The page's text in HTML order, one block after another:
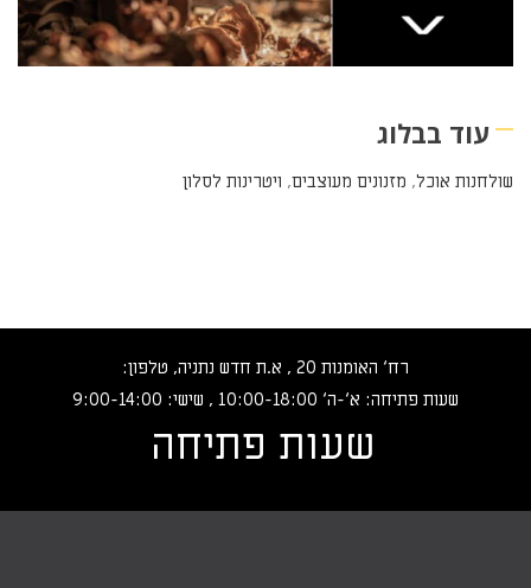
עוד בבלוג
שולחנות אוכל, מזנונים מעוצבים, ויטרינות לסלון
רח‘ האומנות 20 , א.ת חדש נתניה, טלפון:
שעות פתיחה: א‘-ה‘ 10:00-18:00 , שישי: 9:00-14:00
שעות פתיחה